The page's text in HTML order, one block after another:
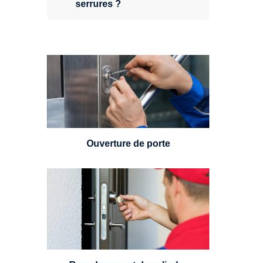
serrures ?
Vous avez perdu vos clés ou la
porte s'est refermée derrière vous
? Un serrurier est disponible
24h/7.
Ouverture de porte
Un serrurier sera en mesure de
choisir et remplacer un cylindre
standard, à 5 leviers ou à 3
leviers, Mul-T-Lock ou encore
multipoints.